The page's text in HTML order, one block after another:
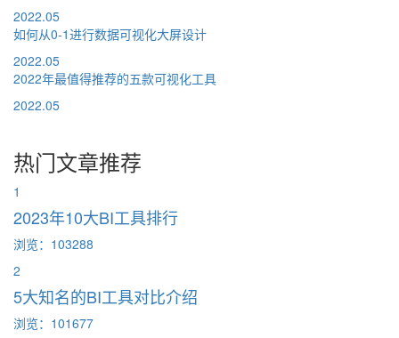
2022.05
如何从0-1进行数据可视化大屏设计
2022.05
2022年最值得推荐的五款可视化工具
2022.05
热门文章推荐
1
2023年10大BI工具排行
浏览：103288
2
5大知名的BI工具对比介绍
浏览：101677